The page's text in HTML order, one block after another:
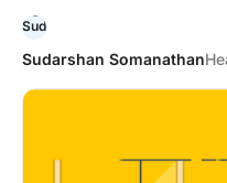
Sudarshan Somanathan